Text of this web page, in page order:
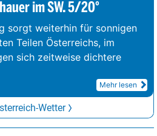
im SW. 5/20°
sorgt weiterhin für sonnigen
Teilen Österreichs, im
sich zeitweise dichtere
Mehr lesen
Wetter